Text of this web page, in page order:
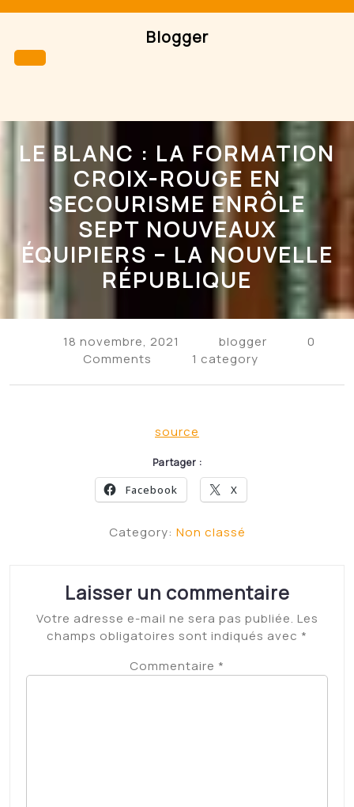
Blogger
Button
LE BLANC : LA FORMATION
CROIX-ROUGE EN
SECOURISME ENRÔLE
SEPT NOUVEAUX
ÉQUIPIERS – LA NOUVELLE
RÉPUBLIQUE
18 novembre, 2021 blogger
0
Comments
1 category
source
Partager :
Facebook X
Category: Non classé
Laisser un commentaire
Votre adresse e-mail ne sera pas publiée. Les
champs obligatoires sont indiqués avec *
Commentaire *